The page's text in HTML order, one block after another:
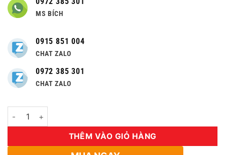
MS BÍCH
0915 851 004
CHAT ZALO
0972 385 301
CHAT ZALO
Số lượng
THÊM VÀO GIỎ HÀNG